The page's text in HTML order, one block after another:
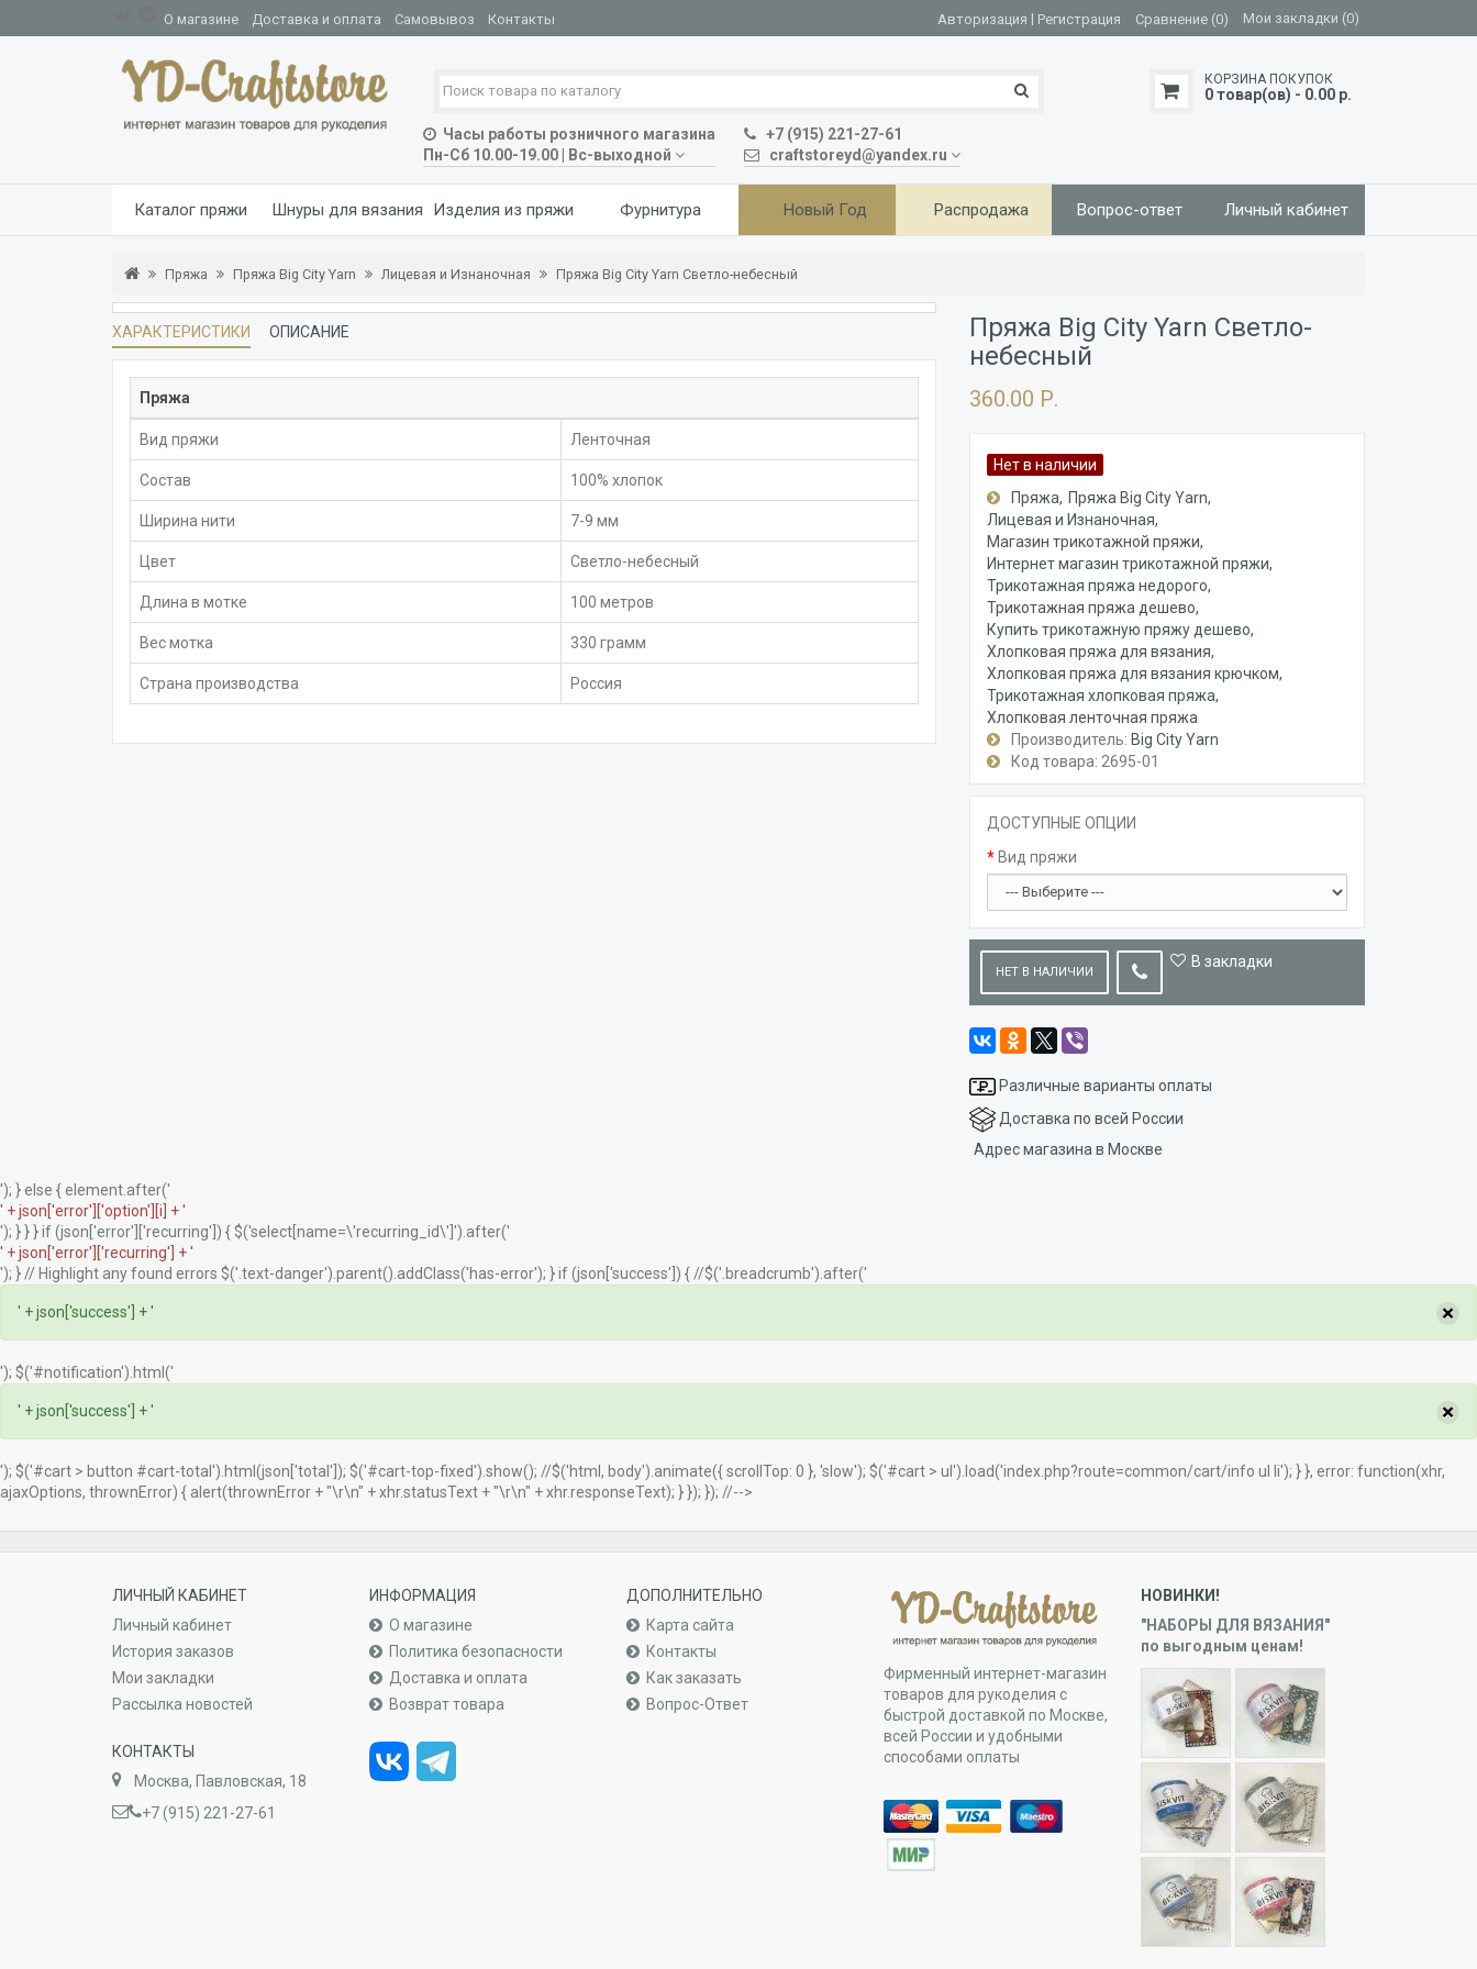
О магазине Доставка и оплата Самовывоз Контакты Авторизация | Регистрация Сравнение (0) Мои закладки (0)
Часы работы розничного магазина
Пн-Сб 10.00-19.00 | Вс-выходной
+7 (915) 221-27-61
craftstoreyd@yandex.ru
КОРЗИНА ПОКУПОК
0 товар(ов) - 0.00 р.
Каталог пряжи Шнуры для вязания Изделия из пряжи Фурнитура Новый Год Распродажа Вопрос-ответ Личный кабинет
Пряжа Пряжа Big City Yarn Лицевая и Изнаночная Пряжа Big City Yarn Светло-небесный
ХАРАКТЕРИСТИКИ ОПИСАНИЕ
Пряжа
Вид пряжи Ленточная
Состав 100% хлопок
Ширина нити 7-9 мм
Цвет Светло-небесный
Длина в мотке 100 метров
Вес мотка 330 грамм
Страна производства Россия
Пряжа Big City Yarn Светло-
небесный
360.00 Р.
Нет в наличии
Пряжа Пряжа Big City Yarn
Лицевая и Изнаночная
Магазин трикотажной пряжи
Интернет магазин трикотажной пряжи
Трикотажная пряжа недорого
Трикотажная пряжа дешево
Купить трикотажную пряжу дешево
Хлопковая пряжа для вязания
Хлопковая пряжа для вязания крючком
Трикотажная хлопковая пряжа
Хлопковая ленточная пряжа
Производитель: Big City Yarn
Код товара: 2695-01
ДОСТУПНЫЕ ОПЦИИ
Вид пряжи
НЕТ В НАЛИЧИИ
В закладки
Различные варианты оплаты
Доставка по всей России
Адрес магазина в Москве
'); } else { element.after('
' + json['error']['option'][i] + '
'); } } } if (json['error']['recurring']) { $('select[name=\'recurring_id\']').after('
' + json['error']['recurring'] + '
'); } // Highlight any found errors $('.text-danger').parent().addClass('has-error'); } if (json['success']) { //$('.breadcrumb').after('
' + json['success'] + ' ×
'); $('#notification').html('
' + json['success'] + ' ×
'); $('#cart > button #cart-total').html(json['total']); $('#cart-top-fixed').show(); //$('html, body').animate({ scrollTop: 0 }, 'slow'); $('#cart > ul').load('index.php?route=common/cart/info ul li'); } }, error: function(xhr,
ajaxOptions, thrownError) { alert(thrownError + "\r\n" + xhr.statusText + "\r\n" + xhr.responseText); } }); }); //-->
ЛИЧНЫЙ КАБИНЕТ
Личный кабинет
История заказов
Мои закладки
Рассылка новостей
КОНТАКТЫ
Москва, Павловская, 18
+7 (915) 221-27-61
ИНФОРМАЦИЯ
О магазине
Политика безопасности
Доставка и оплата
Возврат товара
ДОПОЛНИТЕЛЬНО
Карта сайта
Контакты
Как заказать
Вопрос-Ответ
Фирменный интернет-магазин
товаров для рукоделия с
быстрой доставкой по Москве,
всей России и удобными
способами оплаты
НОВИНКИ!
"НАБОРЫ ДЛЯ ВЯЗАНИЯ"
по выгодным ценам!